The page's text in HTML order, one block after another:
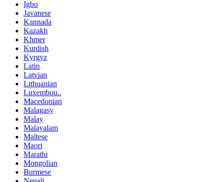
Igbo
Javanese
Kannada
Kazakh
Khmer
Kurdish
Kyrgyz
Latin
Latvian
Lithuanian
Luxembou..
Macedonian
Malagasy
Malay
Malayalam
Maltese
Maori
Marathi
Mongolian
Burmese